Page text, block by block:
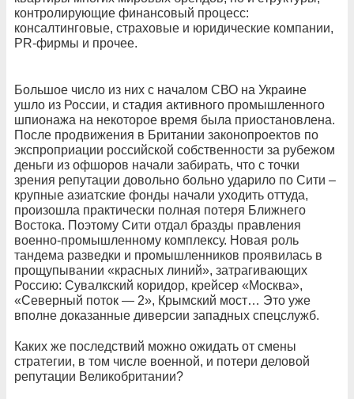
контролирующие финансовый процесс:
консалтинговые, страховые и юридические компании,
PR-фирмы и прочее.
Большое число из них с началом СВО на Украине
ушло из России, и стадия активного промышленного
шпионажа на некоторое время была приостановлена.
После продвижения в Британии законопроектов по
экспроприации российской собственности за рубежом
деньги из офшоров начали забирать, что с точки
зрения репутации довольно больно ударило по Сити –
крупные азиатские фонды начали уходить оттуда,
произошла практически полная потеря Ближнего
Востока. Поэтому Сити отдал бразды правления
военно-промышленному комплексу. Новая роль
тандема разведки и промышленников проявилась в
прощупывании «красных линий», затрагивающих
Россию: Сувалкский коридор, крейсер «Москва»,
«Северный поток — 2», Крымский мост… Это уже
вполне доказанные диверсии западных спецслужб.
Каких же последствий можно ожидать от смены
стратегии, в том числе военной, и потери деловой
репутации Великобритании?